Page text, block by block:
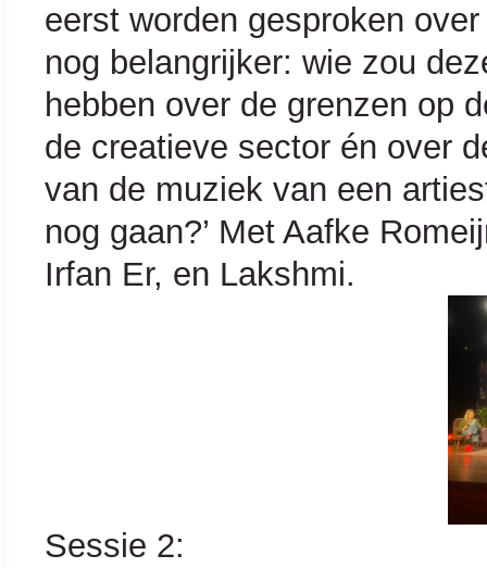
eerst worden gesproken
nog belangrijker: wie zou
hebben over de grenzen op
de creatieve sector én over
van de muziek van een
nog gaan?’ Met Aafke
Irfan Er, en Lakshmi.
Sessie 2: